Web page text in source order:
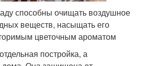
способны очищать воздушное
веществ, насыщать его
цветочным ароматом
постройка, а